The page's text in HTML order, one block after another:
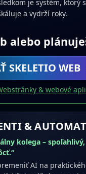
je systém, ktorý
a vydrží roky.
alebo
SKELETIO WEB
& webové
&
kolega –
AI na